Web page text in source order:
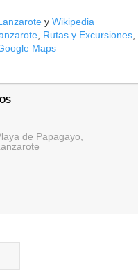
y Wikipedia
Rutas y Excursiones
Maps
de Papagayo,